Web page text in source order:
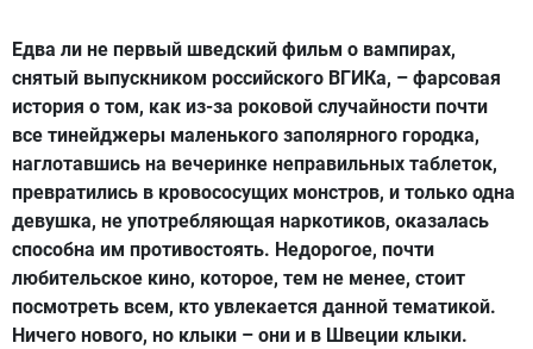
Едва ли не первый шведский фильм о вампирах,
снятый выпускником российского ВГИКа, – фарсовая
история о том, как из-за роковой случайности почти
все тинейджеры маленького заполярного городка,
наглотавшись на вечеринке неправильных таблеток,
превратились в кровососущих монстров, и только одна
девушка, не употребляющая наркотиков, оказалась
способна им противостоять. Недорогое, почти
любительское кино, которое, тем не менее, стоит
посмотреть всем, кто увлекается данной тематикой.
Ничего нового, но клыки – они и в Швеции клыки.